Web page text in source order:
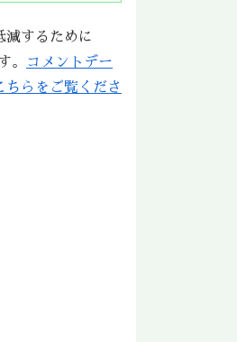
減するために
。
コメントデー
ちらをご覧くださ